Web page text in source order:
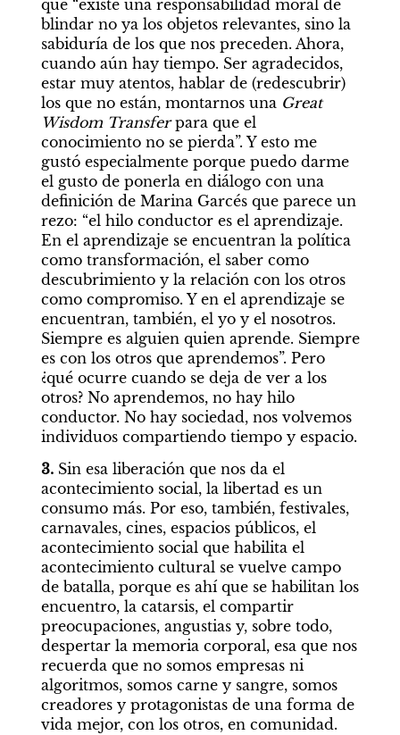
que “existe una responsabilidad moral de
blindar no ya los objetos relevantes, sino la
sabiduría de los que nos preceden. Ahora,
cuando aún hay tiempo. Ser agradecidos,
estar muy atentos, hablar de (redescubrir)
los que no están, montarnos una Great
Wisdom Transfer para que el
conocimiento no se pierda”. Y esto me
gustó especialmente porque puedo darme
el gusto de ponerla en diálogo con una
definición de Marina Garcés que parece un
rezo: “el hilo conductor es el aprendizaje.
En el aprendizaje se encuentran la política
como transformación, el saber como
descubrimiento y la relación con los otros
como compromiso. Y en el aprendizaje se
encuentran, también, el yo y el nosotros.
Siempre es alguien quien aprende. Siempre
es con los otros que aprendemos”. Pero
¿qué ocurre cuando se deja de ver a los
otros? No aprendemos, no hay hilo
conductor. No hay sociedad, nos volvemos
individuos compartiendo tiempo y espacio.
3. Sin esa liberación que nos da el
acontecimiento social, la libertad es un
consumo más. Por eso, también, festivales,
carnavales, cines, espacios públicos, el
acontecimiento social que habilita el
acontecimiento cultural se vuelve campo
de batalla, porque es ahí que se habilitan los
encuentro, la catarsis, el compartir
preocupaciones, angustias y, sobre todo,
despertar la memoria corporal, esa que nos
recuerda que no somos empresas ni
algoritmos, somos carne y sangre, somos
creadores y protagonistas de una forma de
vida mejor, con los otros, en comunidad.